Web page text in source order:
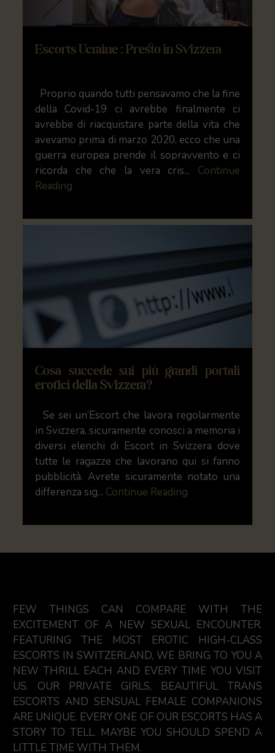
Escorts Ucraine : Presto in Svizzera
Proprio quando tutti pensavamo che la fine
della Covid-19 ci avrebbe finalmente ci
avrebbe di riacquistare parte della vita che
avevamo prima di marzo 2020, ecco che una
guerra europea prende il sopravvento e ci
ricorda che che la vera cris... Continue
Reading
Cosa succede sui più grandi portali
erotici della Svizzera?
Se sei un’Escort che lavora regolarmente
in Svizzera, sicuramente conosci a memoria i
diversi elenchi di Escort in Svizzera dove
tutte le ragazze che lavorano qui si fanno
pubblicità. Avrete sicuramente notato una
differenza sig... Continue Reading
FEW THINGS CAN COMPARE WITH THE
EXCITEMENT OF A NEW SEXUAL ENCOUNTER.
FEATURING THE MOST EROTIC HIGH-CLASS
ESCORTS IN SWITZERLAND, WE BRING TO YOU A
NEW THRILL EACH AND EVERY TIME YOU VISIT
US. OUR PRIVATE GIRLS, BEAUTIFUL TRANS
ESCORTS AND SENSUAL FEMALE COMPANIONS
ARE UNIQUE. EVERY ONE OF OUR ESCORTS HAS A
STORY TO TELL. MAYBE YOU SHOULD SPEND A
LITTLE TIME WITH THEM.